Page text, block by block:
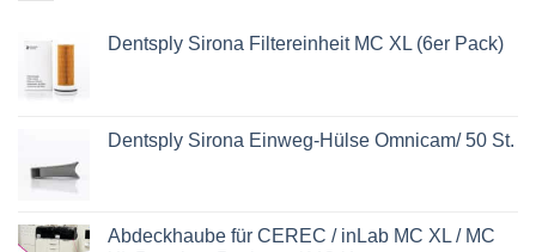
Dentsply Sirona Filtereinheit MC XL (6er Pack)
Dentsply Sirona Einweg-Hülse Omnicam/ 50 St.
Abdeckhaube für CEREC / inLab MC XL / MC